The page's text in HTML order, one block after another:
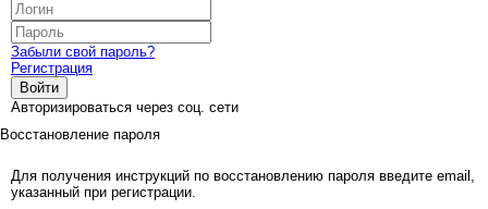
Забыли свой пароль?
Регистрация
Войти
Авторизироваться через соц. сети
Восстановление пароля
Для получения инструкций по восстановлению пароля введите email,
указанный при регистрации.